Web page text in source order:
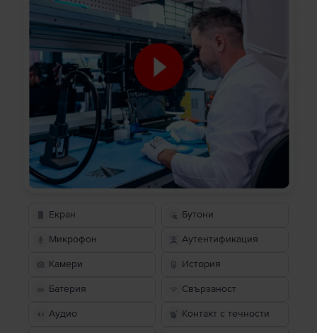
Екран Бутони
Микрофон Аутентификация
Камери История
Батерия Свързаност
Аудио
Контакт с течности